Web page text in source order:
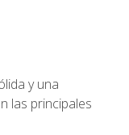
y una
las principales